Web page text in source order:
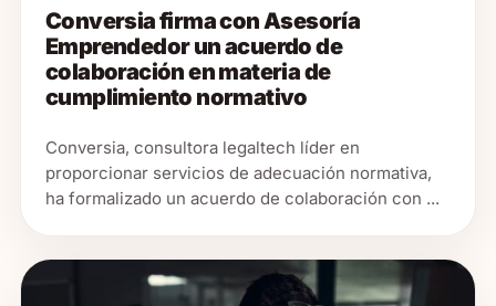
Conversia firma con Asesoría
Emprendedor un acuerdo de
colaboración en materia de
cumplimiento normativo
Conversia, consultora legaltech líder en
proporcionar servicios de adecuación normativa,
ha formalizado un acuerdo de colaboración con ...